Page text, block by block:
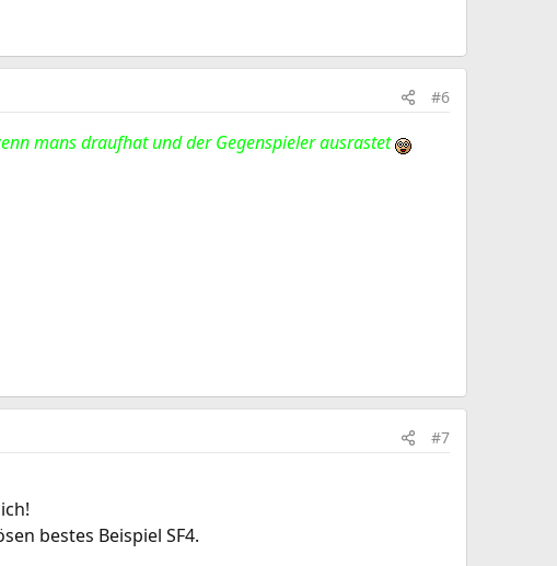
#6
mans draufhat und der Gegenspieler ausrastet
#7
bestes Beispiel SF4.